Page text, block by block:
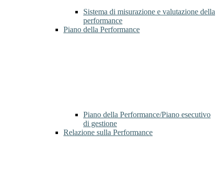
Sistema di misurazione e valutazione della
performance
Piano della Performance
Piano della Performance/Piano esecutivo
di gestione
Relazione sulla Performance